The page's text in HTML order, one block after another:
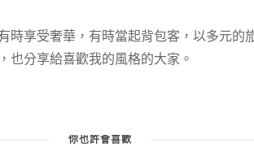
時享受奢華，有時當起背包客，以多元的
也分享給喜歡我的風格的大家。
你也許會喜歡